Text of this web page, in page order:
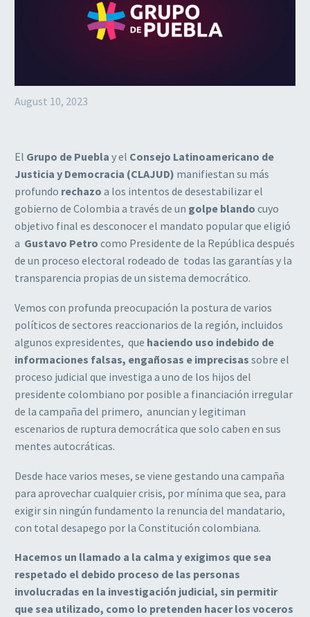
August 10, 2023
El Grupo de Puebla y el Consejo Latinoamericano de
Justicia y Democracia (CLAJUD) manifiestan su más
profundo rechazo a los intentos de desestabilizar el
gobierno de Colombia a través de un golpe blando cuyo
objetivo final es desconocer el mandato popular que eligió
a Gustavo Petro como Presidente de la República después
de un proceso electoral rodeado de todas las garantías y la
transparencia propias de un sistema democrático.
Vemos con profunda preocupación la postura de varios
políticos de sectores reaccionarios de la región, incluidos
algunos expresidentes, que haciendo uso indebido de
informaciones falsas, engañosas e imprecisas sobre el
proceso judicial que investiga a uno de los hijos del
presidente colombiano por posible a financiación irregular
de la campaña del primero, anuncian y legitiman
escenarios de ruptura democrática que solo caben en sus
mentes autocráticas.
Desde hace varios meses, se viene gestando una campaña
para aprovechar cualquier crisis, por mínima que sea, para
exigir sin ningún fundamento la renuncia del mandatario,
con total desapego por la Constitución colombiana.
Hacemos un llamado a la calma y exigimos que sea
respetado el debido proceso de las personas
involucradas en la investigación judicial, sin permitir
que sea utilizado, como lo pretenden hacer los voceros